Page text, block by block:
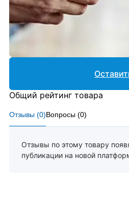
Отзывы (0)Вопросы (0)
Отзывы по этому товару
публикации на новой
Общий рейтинг товара